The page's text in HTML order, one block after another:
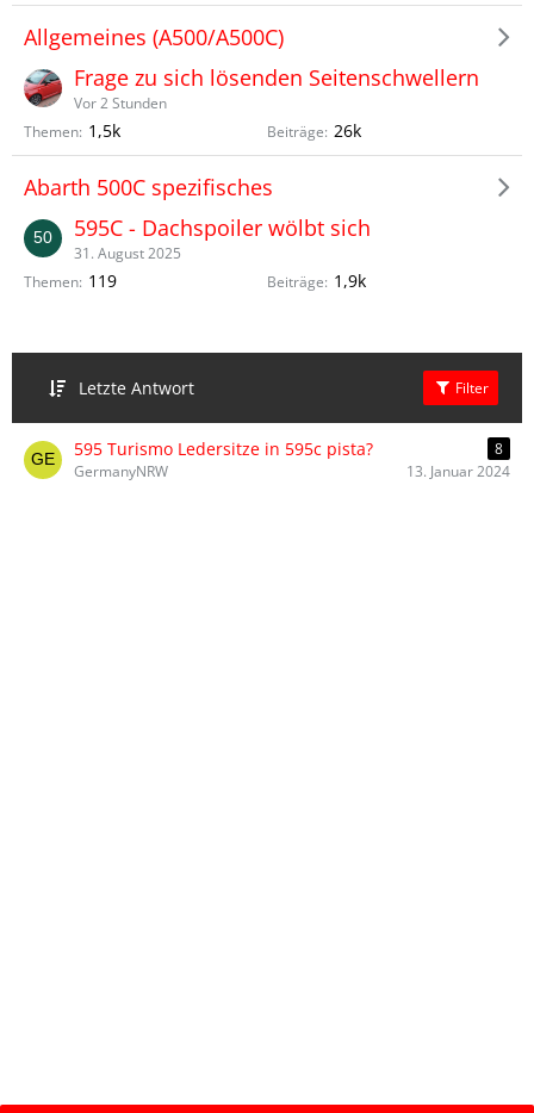
Allgemeines (A500/A500C)
Themen 1,5k Beiträge 26k
Frage zu sich lösenden Seitenschwellern
Vor 2 Stunden
Abarth 500C spezifisches
Themen 119 Beiträge 1,9k
595C - Dachspoiler wölbt sich
31. August 2025
Letzte Antwort Filter
595 Turismo Ledersitze in 595c pista?
8
GermanyNRW
13. Januar 2024